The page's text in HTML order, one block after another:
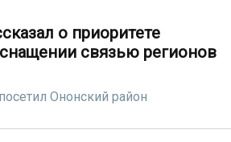
о приоритете
связью регионов
Ононский район